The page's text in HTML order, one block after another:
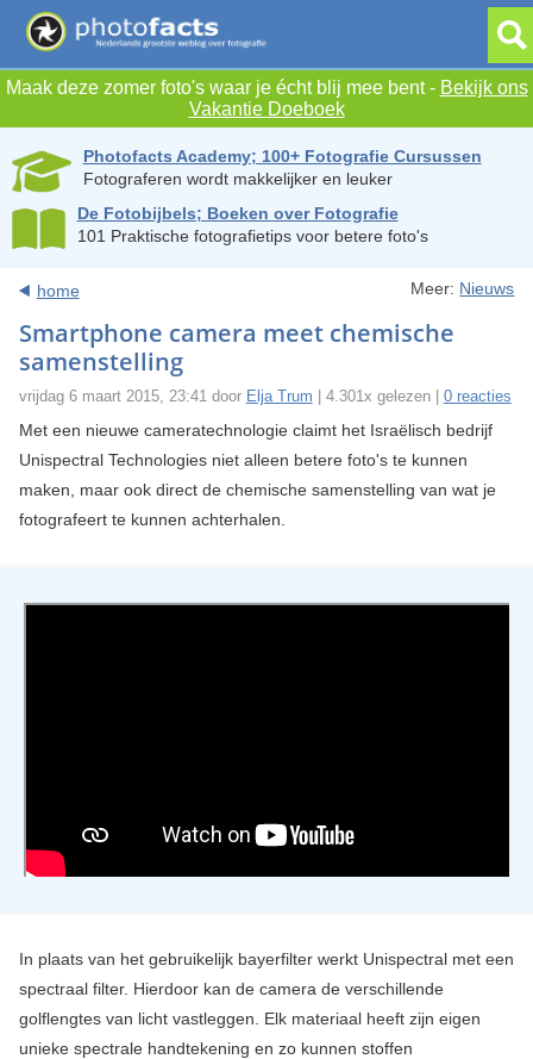
Maak deze zomer foto's waar je écht blij mee bent - Bekijk ons
Vakantie Doeboek
Photofacts Academy; 100+ Fotografie Cursussen
Fotograferen wordt makkelijker en leuker
De Fotobijbels; Boeken over Fotografie
101 Praktische fotografietips voor betere foto's
home Meer: Nieuws
Smartphone camera meet chemische
samenstelling
vrijdag 6 maart 2015, 23:41 door Elja Trum | 4.301x gelezen | 0 reacties
Met een nieuwe cameratechnologie claimt het Israëlisch bedrijf
Unispectral Technologies niet alleen betere foto's te kunnen
maken, maar ook direct de chemische samenstelling van wat je
fotografeert te kunnen achterhalen.
In plaats van het gebruikelijk bayerfilter werkt Unispectral met een
spectraal filter. Hierdoor kan de camera de verschillende
golflengtes van licht vastleggen. Elk materiaal heeft zijn eigen
unieke spectrale handtekening en zo kunnen stoffen